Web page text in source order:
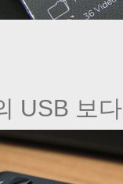
USB 보